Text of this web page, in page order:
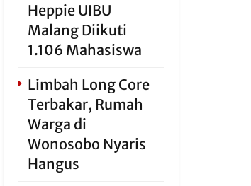
Heppie UIBU
Malang Diikuti
1.106 Mahasiswa
Limbah Long Core
Terbakar, Rumah
Warga di
Wonosobo Nyaris
Hangus